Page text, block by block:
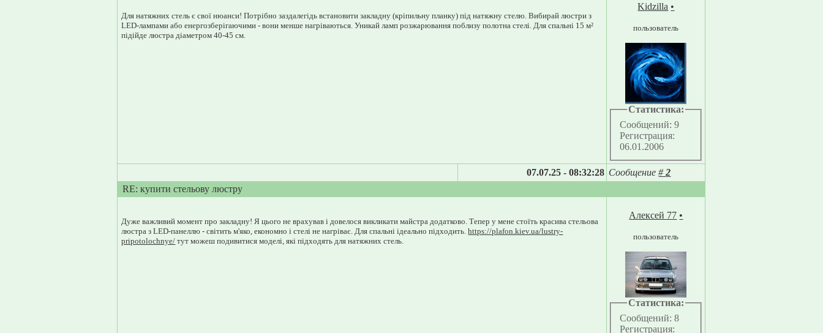
Для натяжних стель є свої нюанси! Потрібно заздалегідь встановити закладну (кріпильну планку) під натяжну стелю. Вибирай люстри з
LED-лампами або енергозберігаючими - вони менше нагріваються. Уникай ламп розжарювання поблизу полотна стелі. Для спальні 15 м²
підійде люстра діаметром 40-45 см.
Kidzilla •
пользователь
Статистика:
Сообщений: 9
Регистрация:
06.01.2006
07.07.25 - 08:32:28 Сообщение#2
RE: купити стельову люстру
Дуже важливий момент про закладну! Я цього не врахував і довелося викликати майстра додатково. Тепер у мене стоїть красива стельова
люстра з LED-панеллю - світить м'яко, економно і стелі не нагріває. Для спальні ідеально підходить.https://plafon.kiev.ua/lustry-
pripotolochnye/ тут можеш подивитися моделі, які підходять для натяжних стель.
Алексей 77 •
пользователь
Статистика:
Сообщений: 8
Регистрация: